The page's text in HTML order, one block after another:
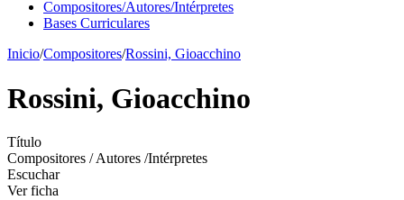
Compositores/Autores/Intérpretes
Bases Curriculares
Inicio/Compositores/Rossini, Gioacchino
Rossini, Gioacchino
Título
Compositores / Autores /Intérpretes
Escuchar
Ver ficha